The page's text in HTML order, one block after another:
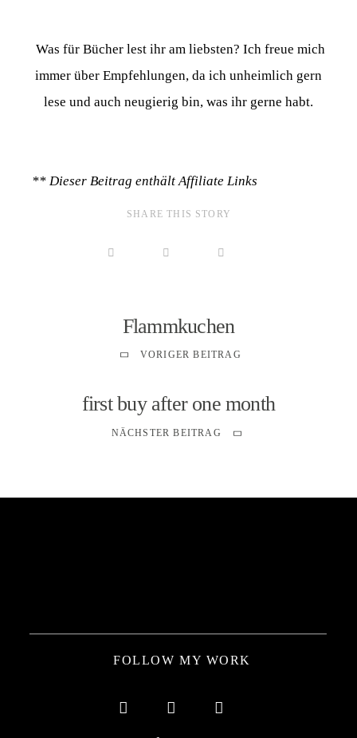
Was für Bücher lest ihr am liebsten? Ich freue mich
immer über Empfehlungen, da ich unheimlich gern
lese und auch neugierig bin, was ihr gerne habt.
** Dieser Beitrag enthält Affiliate Links
SHARE THIS STORY
Flammkuchen
VORIGER BEITRAG
first buy after one month
NÄCHSTER BEITRAG
FOLLOW MY WORK